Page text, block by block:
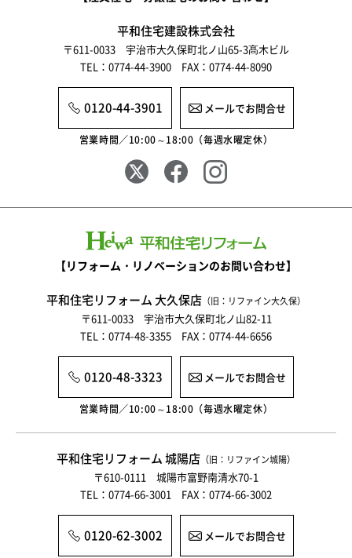
平和住宅建設株式会社
〒611-0033 宇治市大久保町北ノ山65-3髙木ビル
TEL：0774-44-3900 FAX：0774-44-8090
0120-44-3901 メールでお問合せ
営業時間／10:00～18:00（毎週水曜定休）
【リフォーム・リノベーションのお問い合わせ】
平和住宅リフォーム 大久保店 （旧：リファイン大久保）
〒611-0033 宇治市大久保町北ノ山82-11
TEL：0774-48-3355 FAX：0774-44-6656
0120-48-3323 メールでお問合せ
営業時間／10:00～18:00（毎週水曜定休）
平和住宅リフォーム 城陽店 （旧：リファイン城陽）
〒610-0111 城陽市富野南清水70-1
TEL：0774-66-3001 FAX：0774-66-3002
0120-62-3002 メールでお問合せ